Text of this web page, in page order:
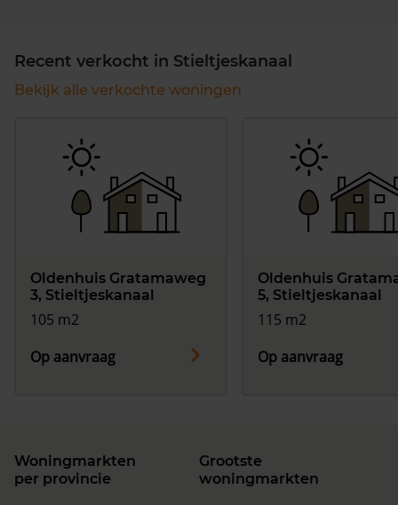
Recent verkocht in Stieltjeskanaal
Bekijk alle verkochte woningen
Oldenhuis Gratamaweg
3, Stieltjeskanaal
105 m2
Op aanvraag
Oldenhuis
5, Stieltjeskanaal
115 m2
Op aanvraag
Woningmarkten
per provincie
Grootste
woningmarkten